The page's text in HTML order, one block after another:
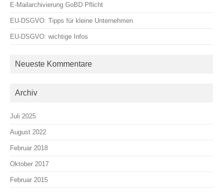
E-Mailarchivierung GoBD Pflicht
EU-DSGVO: Tipps für kleine Unternehmen
EU-DSGVO: wichtige Infos
Neueste Kommentare
Archiv
Juli 2025
August 2022
Februar 2018
Oktober 2017
Februar 2015